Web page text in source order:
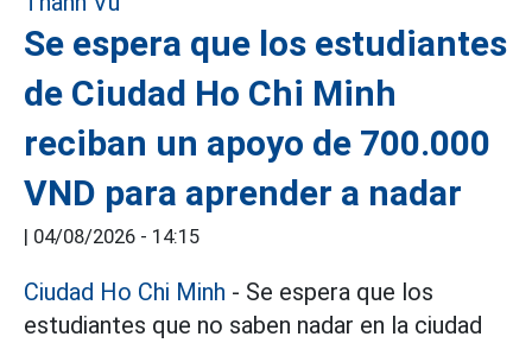
Se espera que los estudiantes
de Ciudad Ho Chi Minh
reciban un apoyo de 700.000
VND para aprender a nadar
| 04/08/2026 - 14:15
Ciudad Ho Chi Minh - Se espera que los
estudiantes que no saben nadar en la ciudad